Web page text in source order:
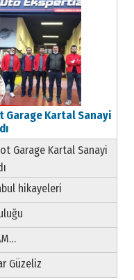
Garage Kartal Sanayi
Garage Kartal Sanayi
hikayeleri
Güzeliz